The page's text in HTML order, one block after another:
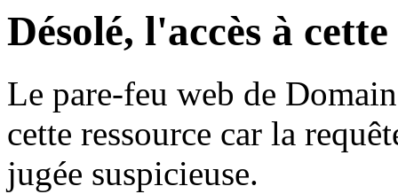
Désolé, l'accès à
Le pare-feu web de
cette ressource car la
jugée suspicieuse.